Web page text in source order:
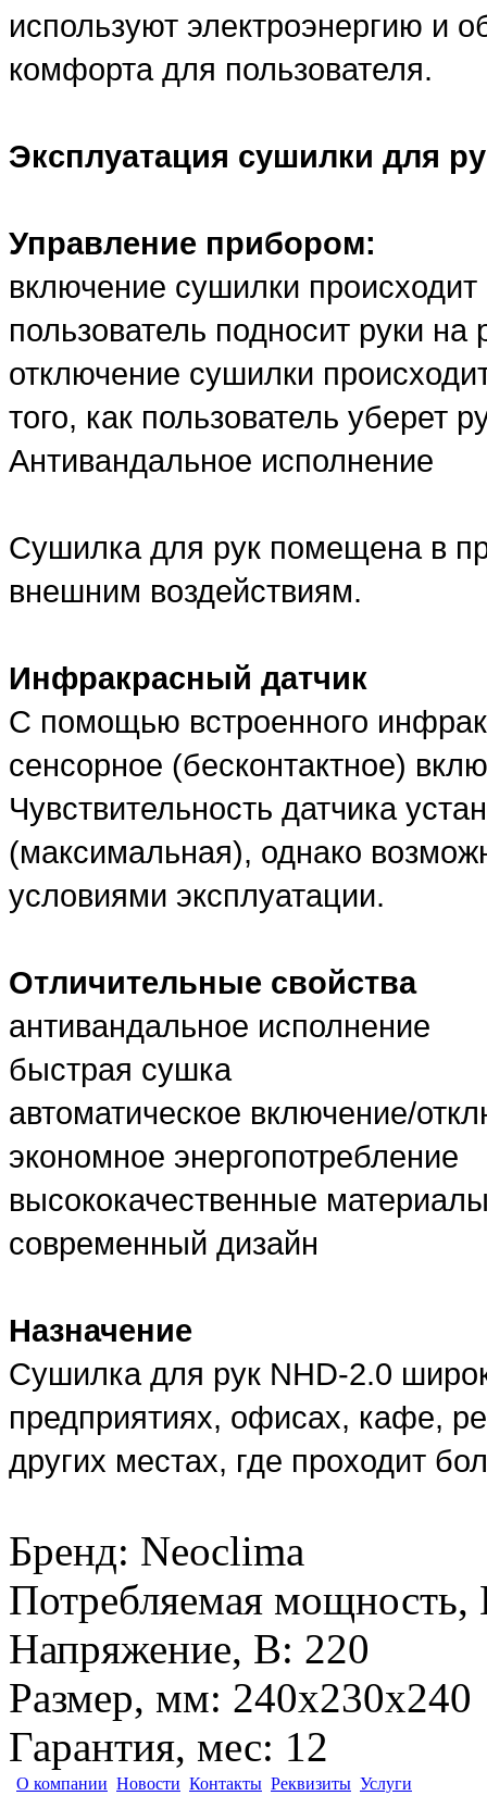
используют электроэнергию и
комфорта для пользователя.
Эксплуатация сушилки для
Управление прибором:
включение сушилки происходит
пользователь подносит руки
отключение сушилки
того, как пользователь уберет
Антивандальное исполнение
Сушилка для рук помещена в
внешним воздействиям.
Инфракрасный датчик
С помощью встроенного
сенсорное (бесконтактное)
Чувствительность датчика
(максимальная), однако
условиями эксплуатации.
Отличительные свойства
антивандальное исполнение
быстрая сушка
автоматическое включение/
экономное энергопотребление
высококачественные
современный дизайн
Назначение
Сушилка для рук NHD-2.0
предприятиях, офисах, кафе,
других местах, где проходит
Бренд: Neoclima
Потребляемая мощность,
Напряжение, В: 220
Размер, мм: 240х230х240
Гарантия, мес: 12
О компании Новости Контакты Реквизиты Услуги